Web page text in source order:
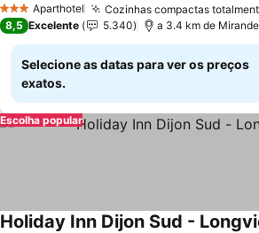
3 EstrelasAparthotel Cozinhas compactas
8,5 Excelente 5.340 a 3.4 km de Mirande
Selecione as datas para ver os preços
exatos.
Escolha popular
Holiday Inn Dijon Sud -